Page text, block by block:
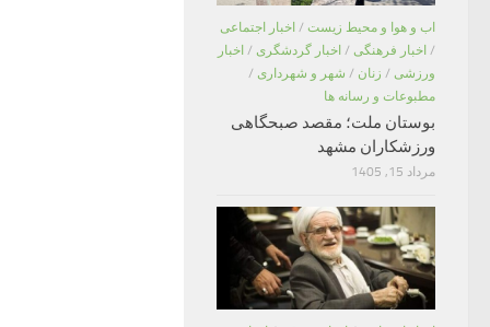
اب و هوا و محیط زیست / اخبار اجتماعی
/ اخبار فرهنگی / اخبار گردشگری / اخبار
ورزشی / زنان / شهر و شهرداری /
مطبوعات و رسانه ها
بوستان ملت؛ مقصد صبحگاهی
ورزشکاران مشهد
مرداد 15, 1405